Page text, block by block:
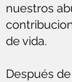
nuestros
de vida.
Después